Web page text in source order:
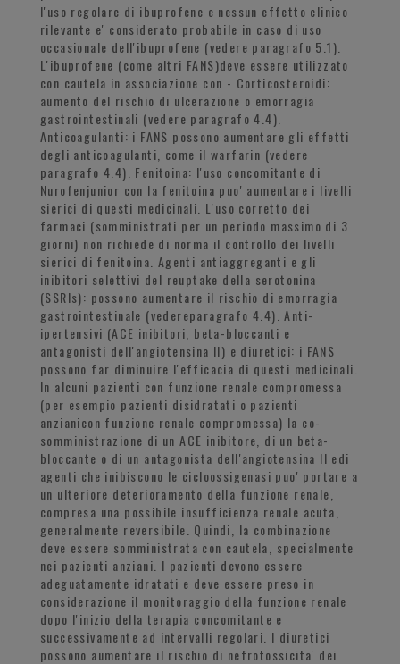
l'uso regolare di ibuprofene e nessun effetto clinico
rilevante e' considerato probabile in caso di uso
occasionale dell'ibuprofene (vedere paragrafo 5.1).
L'ibuprofene (come altri FANS)deve essere utilizzato
con cautela in associazione con - Corticosteroidi:
aumento del rischio di ulcerazione o emorragia
gastrointestinali (vedere paragrafo 4.4).
Anticoagulanti: i FANS possono aumentare gli effetti
degli anticoagulanti, come il warfarin (vedere
paragrafo 4.4). Fenitoina: l'uso concomitante di
Nurofenjunior con la fenitoina puo' aumentare i livelli
sierici di questi medicinali. L'uso corretto dei
farmaci (somministrati per un periodo massimo di 3
giorni) non richiede di norma il controllo dei livelli
sierici di fenitoina. Agenti antiaggreganti e gli
inibitori selettivi del reuptake della serotonina
(SSRIs): possono aumentare il rischio di emorragia
gastrointestinale (vedereparagrafo 4.4). Anti-
ipertensivi (ACE inibitori, beta-bloccanti e
antagonisti dell'angiotensina II) e diuretici: i FANS
possono far diminuire l'efficacia di questi medicinali.
In alcuni pazienti con funzione renale compromessa
(per esempio pazienti disidratati o pazienti
anzianicon funzione renale compromessa) la co-
somministrazione di un ACE inibitore, di un beta-
bloccante o di un antagonista dell'angiotensina II edi
agenti che inibiscono le cicloossigenasi puo' portare a
un ulteriore deterioramento della funzione renale,
compresa una possibile insufficienza renale acuta,
generalmente reversibile. Quindi, la combinazione
deve essere somministrata con cautela, specialmente
nei pazienti anziani. I pazienti devono essere
adeguatamente idratati e deve essere preso in
considerazione il monitoraggio della funzione renale
dopo l'inizio della terapia concomitante e
successivamente ad intervalli regolari. I diuretici
possono aumentare il rischio di nefrotossicita' dei